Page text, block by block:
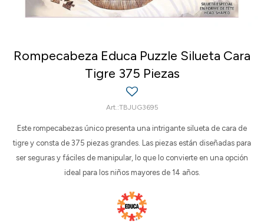
Rompecabeza Educa Puzzle Silueta Cara
Tigre 375 Piezas
TBJUG3695
Este rompecabezas único presenta una intrigante silueta de cara de
tigre y consta de 375 piezas grandes. Las piezas están diseñadas para
ser seguras y fáciles de manipular, lo que lo convierte en una opción
ideal para los niños mayores de 14 años.